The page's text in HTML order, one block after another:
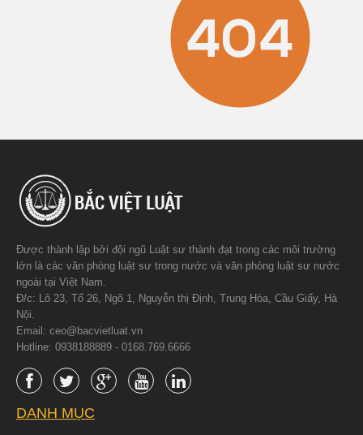
Được thành lập bởi đội ngũ Luật sư thành đạt trong các môi trường
lớn là các văn phòng luật sư trong nước và văn phòng luật sư nước
ngoài tại Việt Nam.
Đ/c: Lô 23, Tổ 26, Ngõ 1, Nguyễn thị Định, Trung Hòa, Cầu Giấy, Hà
Nội.
Email: ceo@bacvietluat.vn
Hotline: 0938188889 - 0168.769.6666
DANH MỤC